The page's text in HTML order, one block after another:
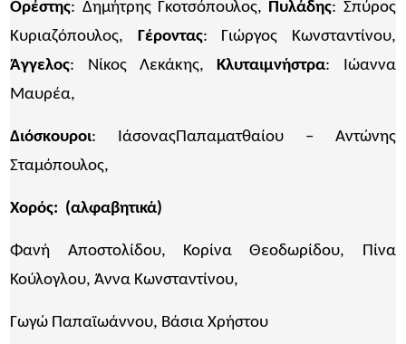
Ορέστης: Δημήτρης Γκοτσόπουλος, Πυλάδης: Σπύρος
Κυριαζόπουλος, Γέροντας: Γιώργος Κωνσταντίνου,
Άγγελος: Νίκος Λεκάκης,Κλυταιμνήστρα: Ιώαννα
Μαυρέα,
Διόσκουροι: ΙάσοναςΠαπαματθαίου – Αντώνης
Σταμόπουλος,
Χορός: ​(αλφαβητικά)
Φανή Αποστολίδου, Κορίνα Θεοδωρίδου, Πίνα
Κούλογλου, Άννα Κωνσταντίνου,
Γωγώ Παπαϊωάννου, Βάσια Χρήστου